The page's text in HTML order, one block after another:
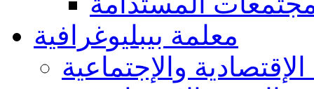
معلمة بيبليوغرافية
الإقتصادية والإجتماعية